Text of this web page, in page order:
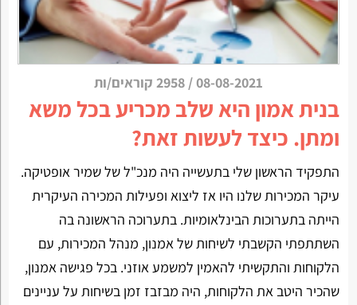
08-08-2021
/ 2958 קוראים/ות
בנית אמון היא שלב מכריע בכל משא
ומתן. כיצד לעשות זאת?
התפקיד הראשון שלי בתעשייה היה מנכ"ל של שמיר אופטיקה.
עיקר המכירות שלנו היו אז ליצוא ופעילות המכירה העיקרית
הייתה בתערוכות הבינלאומיות. בתערוכה הראשונה בה
השתתפתי הקשבתי לשיחות של אמנון, מנהל המכירות, עם
הלקוחות והתקשיתי להאמין למשמע אוזני. בכל פגישה אמנון,
שהכיר היטב את הלקוחות, היה מבזבז זמן בשיחות על עניינים